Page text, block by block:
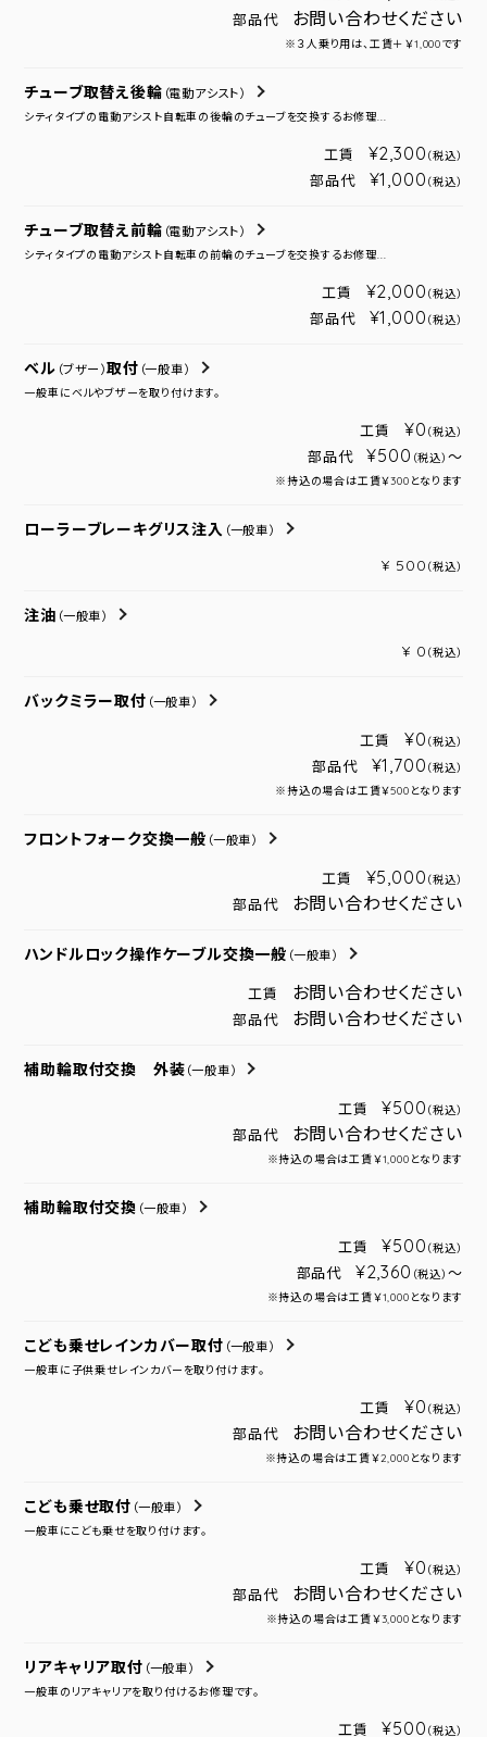
部品代 お問い合わせください
※３人乗り用は、工賃＋￥1,000です
チューブ取替え後輪 （電動アシスト）
シティタイプの電動アシスト自転車の後輪のチューブを交換するお修理...
工賃 ¥2,300 （税込）
部品代 ¥1,000 （税込）
チューブ取替え前輪 （電動アシスト）
シティタイプの電動アシスト自転車の前輪のチューブを交換するお修理...
工賃 ¥2,000 （税込）
部品代 ¥1,000 （税込）
ベル （ブザー）取付 （一般車）
一般車にベルやブザーを取り付けます。
工賃 ¥0 （税込）
部品代 ¥500 （税込） ～
※持込の場合は工賃￥300となります
ローラーブレーキグリス注入 （一般車）
¥ 500 （税込）
注油 （一般車）
¥ 0 （税込）
バックミラー取付 （一般車）
工賃 ¥0 （税込）
部品代 ¥1,700 （税込）
※持込の場合は工賃￥500となります
フロントフォーク交換一般 （一般車）
工賃 ¥5,000 （税込）
部品代 お問い合わせください
ハンドルロック操作ケーブル交換一般 （一般車）
工賃 お問い合わせください
部品代 お問い合わせください
補助輪取付交換 外装 （一般車）
工賃 ¥500 （税込）
部品代 お問い合わせください
※持込の場合は工賃￥1,000となります
補助輪取付交換 （一般車）
工賃 ¥500 （税込）
部品代 ¥2,360 （税込） ～
※持込の場合は工賃￥1,000となります
こども乗せレインカバー取付 （一般車）
一般車に子供乗せレインカバーを取り付けます。
工賃 ¥0 （税込）
部品代 お問い合わせください
※持込の場合は工賃￥2,000となります
こども乗せ取付 （一般車）
一般車にこども乗せを取り付けます。
工賃 ¥0 （税込）
部品代 お問い合わせください
※持込の場合は工賃￥3,000となります
リアキャリア取付 （一般車）
一般車のリアキャリアを取り付けるお修理です。
工賃 ¥500 （税込）